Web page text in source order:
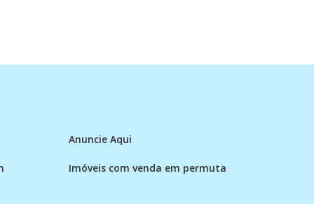
Anuncie Aqui
Imóveis com venda em permuta